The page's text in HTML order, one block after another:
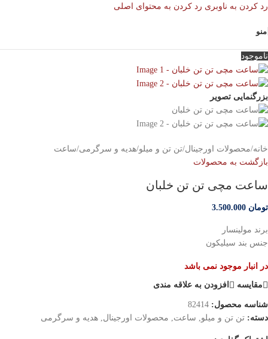
رد کردن به ناوبری رد کردن به محتوای اصلی
منو
ناموجود
بزرگنمایی تصویر
خانه/محصولات اورجینال/تن تن و میلو/هدیه و سرگرمی/ساعت
بازگشت به محصولات
ساعت مچی تن تن خلبان
تومان
برند مولینسار
جنس بند سیلیکون
در انبار موجود نمی باشد
مقایسه افزودن به علاقه مندی
شناسه محصول: 82414
دسته: تن تن و میلو, ساعت, محصولات اورجینال, هدیه و سرگرمی